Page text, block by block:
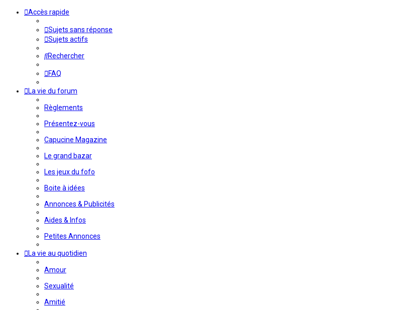
Accès rapide
Sujets sans réponse
Sujets actifs
Rechercher
FAQ
La vie du forum
Règlements
Présentez-vous
Capucine Magazine
Le grand bazar
Les jeux du fofo
Boite à idées
Annonces & Publicités
Aides & Infos
Petites Annonces
La vie au quotidien
Amour
Sexualité
Amitié